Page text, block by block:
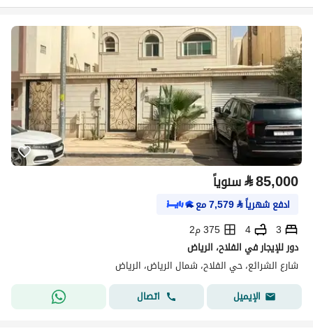
⃁85,000 سنوياً
ادفع شهرياً⃁
7,579مع
3
4
375 م2
دور للإيجار في الفلاح، الرياض
شارع الشرائع، حي الفلاح، شمال الرياض، الرياض
الإيميل
اتصال